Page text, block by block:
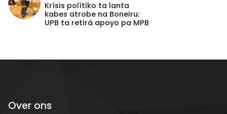
Krísis polítiko ta lanta
kabes atrobe na Boneiru:
UPB ta retirá apoyo pa MPB
Over ons